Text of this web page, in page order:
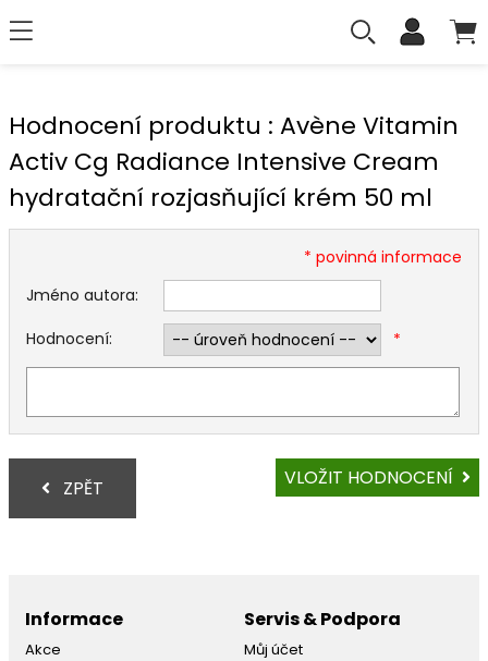
Hodnocení produktu : Avène Vitamin
Activ Cg Radiance Intensive Cream
hydratační rozjasňující krém 50 ml
* povinná informace
Jméno autora:
Hodnocení:
*
VLOŽIT HODNOCENÍ
ZPĚT
Informace
Akce
Servis & Podpora
Můj účet